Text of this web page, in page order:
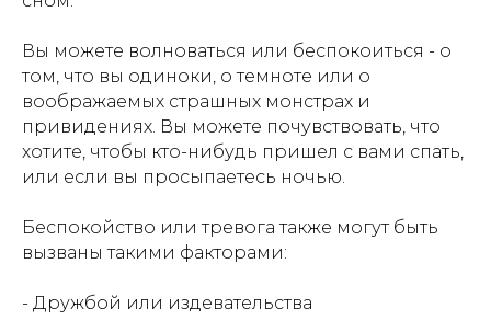
Вы можете волноваться или беспокоиться - о
том, что вы одиноки, о темноте или о
воображаемых страшных монстрах и
привидениях. Вы можете почувствовать, что
хотите, чтобы кто-нибудь пришел с вами спать,
или если вы просыпаетесь ночью.
Беспокойство или тревога также могут быть
вызваны такими факторами:
- Дружбой или издевательства